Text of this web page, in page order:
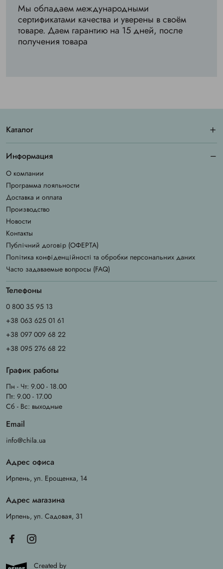
Мы обладаем международными
сертификатами качества и уверены в своём
товаре. Даем гарантию на 15 дней, после
получения товара
Каталог
Информация
О компании
Программа лояльности
Доставка и оплата
Производство
Новости
Контакты
Публічний договір (ОФЕРТА)
Політика конфіденційності та обробки персональних даних
Часто задаваемые вопросы (FAQ)
Телефоны
0 800 35 95 13
+38 063 625 01 61
+38 097 009 68 22
+38 095 276 68 22
График работы
Пн - Чт: 9.00 - 18.00
Пт: 9.00 - 17.00
Сб - Вс: выходные
Email
info@chila.ua
Адрес офиса
Ирпень, ул. Ерощенка, 14
Адрес магазина
Ирпень, ул. Садовая, 31
Created by